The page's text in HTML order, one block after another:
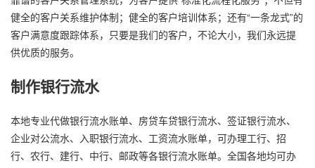
健全的客户关系维护体制；健全的客户培训体系；还有“一条龙式”的
客户满意度跟踪体系，只要是我们的客户，不论大小，我们永远提
供优质的服务。
制作银行流水
本地专业代做银行流水账单、房贷车贷银行流水、签证银行流水、
企业对公流水、入职银行流水、工资流水账单，可办理工行、招
行、农行、建行、中行、邮政等各银行流水账单。全国各地均可办